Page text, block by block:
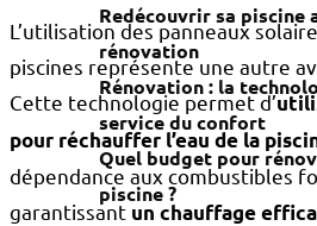
Redécouvrir sa piscine
rénovation
Rénovation : la
service du confort
Quel budget pour
piscine ?
L’utilisation des panneaux
piscines représente une autre
Cette technologie permet d’
pour réchauffer l’eau de la
dépendance aux combustibles
garantissant un chauffage